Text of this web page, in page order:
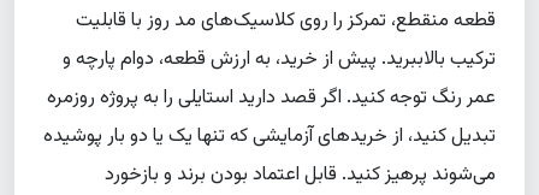
قطعه منقطع، تمرکز را روی کلاسیک‌های مد روز با قابلیت
ترکیب بالاببرید. پیش از خرید، به ارزش قطعه، دوام پارچه و
عمر رنگ توجه کنید. اگر قصد دارید استایلی را به پروژه روزمره
تبدیل کنید، از خریدهای آزمایشی که تنها یک یا دو بار پوشیده
می‌شوند پرهیز کنید. قابل اعتماد بودن برند و بازخورد